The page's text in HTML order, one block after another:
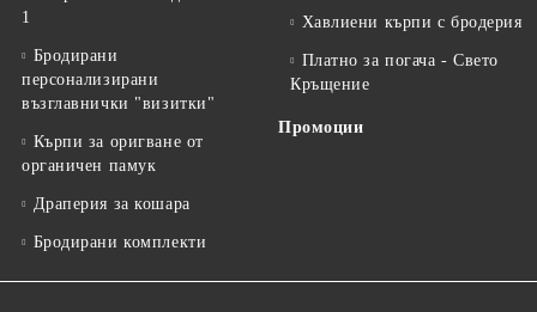
1
Бродирани
персонализирани
възглавнички "визитки"
Кърпи за оригване от
органичен памук
Драперия за кошара
Бродирани комплекти
Хавлиени кърпи с бродерия
Платно за погача - Свето
Кръщение
Промоции